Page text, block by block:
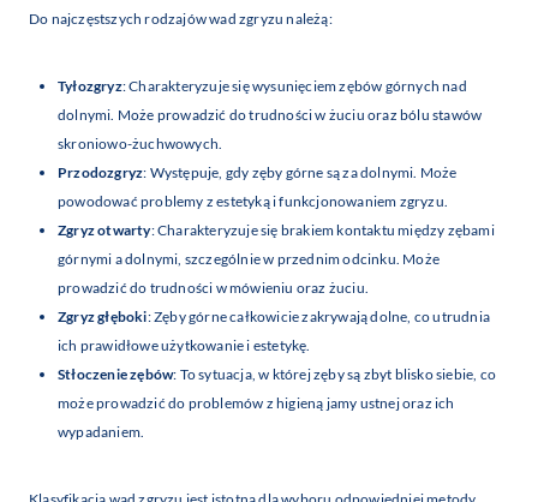
Do najczęstszych rodzajów wad zgryzu należą:
Tyłozgryz: Charakteryzuje się wysunięciem zębów górnych nad
dolnymi. Może prowadzić do trudności w żuciu oraz bólu stawów
skroniowo-żuchwowych.
Przodozgryz: Występuje, gdy zęby górne są za dolnymi. Może
powodować problemy z estetyką i funkcjonowaniem zgryzu.
Zgryz otwarty: Charakteryzuje się brakiem kontaktu między zębami
górnymi a dolnymi, szczególnie w przednim odcinku. Może
prowadzić do trudności w mówieniu oraz żuciu.
Zgryz głęboki: Zęby górne całkowicie zakrywają dolne, co utrudnia
ich prawidłowe użytkowanie i estetykę.
Stłoczenie zębów: To sytuacja, w której zęby są zbyt blisko siebie, co
może prowadzić do problemów z higieną jamy ustnej oraz ich
wypadaniem.